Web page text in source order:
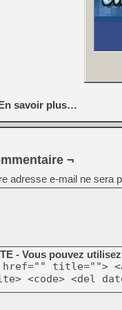
savoir plus…
¬
adresse e-mail ne sera
- Vous pouvez
href="" title="">
<code> <del